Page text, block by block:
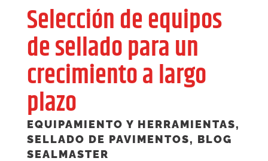
Selección de equipos
de sellado para un
crecimiento a largo
plazo
EQUIPAMIENTO Y HERRAMIENTAS,
SELLADO DE PAVIMENTOS, BLOG
SEALMASTER